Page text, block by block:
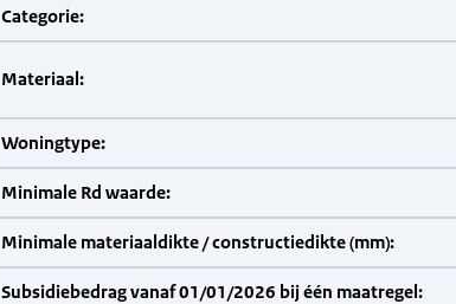
Categorie:
Materiaal:
Woningtype:
Minimale Rd waarde:
Minimale materiaaldikte / constructiedikte (mm):
Subsidiebedrag vanaf 01/01/2026 bij één maatregel: